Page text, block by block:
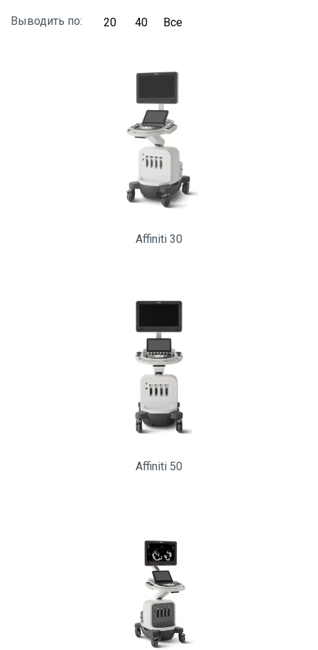
Выводить по: 20 40 Все
Affiniti 30
Affiniti 50